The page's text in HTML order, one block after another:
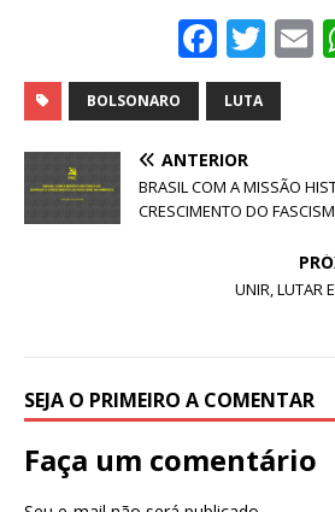
F
a
c
e
b
o
k
T
w
it
r
BOLSONARO LUTA
ANTERIOR
BRASIL COM A MISSÃO
CRESCIMENTO DO
UNIR, LUTAR
SEJA O PRIMEIRO A COMENTAR
Faça um comentário